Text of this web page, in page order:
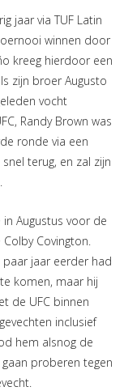
jaar via TUF Latin
winnen door
kreeg hierdoor een
zijn broer Augusto
vocht
Randy Brown was
ronde via een
terug, en zal zijn
Augustus voor de
Covington.
paar jaar eerder had
komen, maar hij
de UFC binnen
inclusief
hem alsnog de
proberen tegen